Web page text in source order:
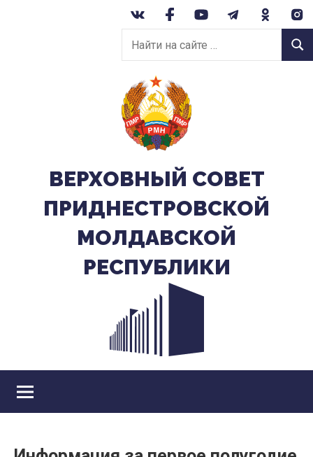
Найти
на
сайте:
ВЕРХОВНЫЙ CОВЕТ
ПРИДНЕСТРОВСКОЙ
МОЛДАВСКОЙ
РЕСПУБЛИКИ